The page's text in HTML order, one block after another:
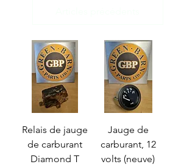
Relais de jauge
de carburant
Diamond T
Jauge de
carburant, 12
volts (neuve)